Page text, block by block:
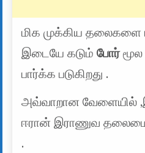
மிக முக்கிய தலைகளை
இடையே கடும்போர்மூல
பார்க்க படுகிறது .
அவ்வாறான வேளையில்
ஈரான் இராணுவ
.